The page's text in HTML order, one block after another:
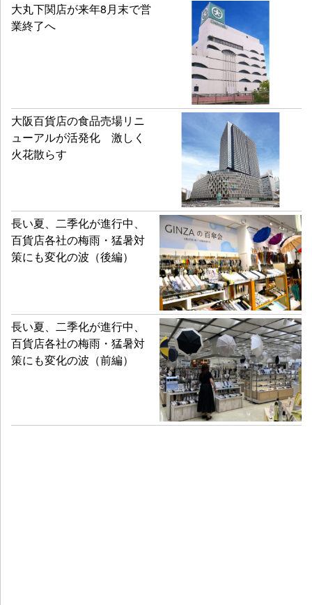
大丸下関店が来年8月末で営
業終了へ
大阪百貨店の食品売場リニ
ューアルが活発化 激しく
火花散らす
長い夏、二季化が進行中、
百貨店各社の梅雨・猛暑対
策にも変化の波（後編）
長い夏、二季化が進行中、
百貨店各社の梅雨・猛暑対
策にも変化の波（前編）